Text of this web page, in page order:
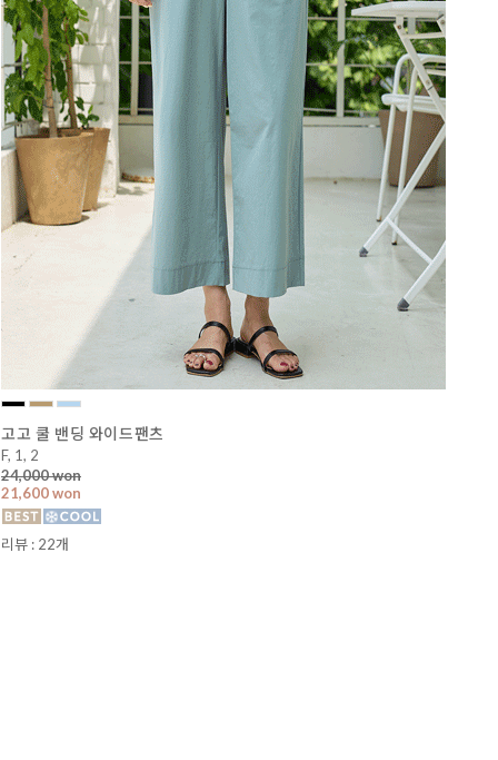
고고 쿨 밴딩 와이드팬츠
F, 1, 2
24,000 won
21,600 won
리뷰 : 22개